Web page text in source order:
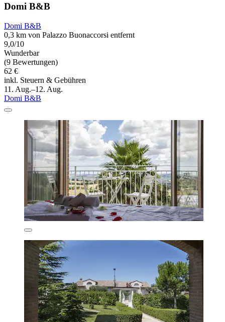
Domi B&B
Domi B&B
0,3 km von Palazzo Buonaccorsi entfernt
9,0/10
Wunderbar
(9 Bewertungen)
62 €
inkl. Steuern & Gebühren
11. Aug.–12. Aug.
Domi B&B